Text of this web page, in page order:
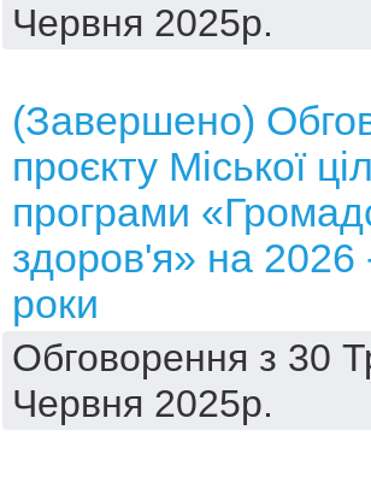
Червня 2025р.
(Завершено)
проєкту Міської
програми
здоров'я» на 2026
роки
Обговорення з 30
Червня 2025р.